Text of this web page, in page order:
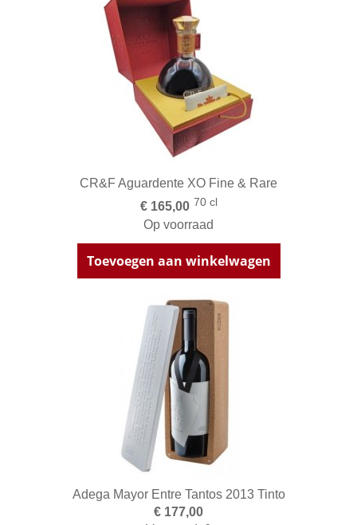
CR&F Aguardente XO Fine & Rare
€ 165,00 70 cl
Op voorraad
Toevoegen aan winkelwagen
Adega Mayor Entre Tantos 2013 Tinto
€ 177,00